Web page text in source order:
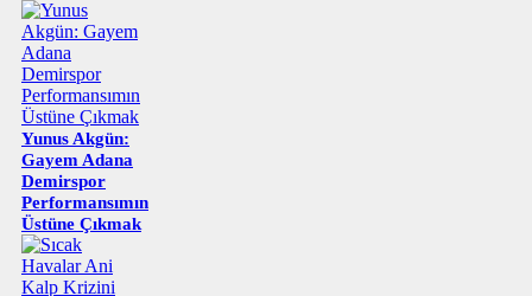
Yunus Akgün:
Gayem Adana
Demirspor
Performansımın
Üstüne Çıkmak